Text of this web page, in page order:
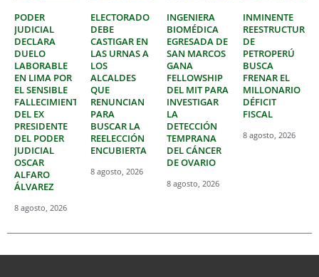
PODER
JUDICIAL
DECLARA
DUELO
LABORABLE
EN LIMA POR
EL SENSIBLE
FALLECIMIENTO
DEL EX
PRESIDENTE
DEL PODER
JUDICIAL
OSCAR
ALFARO
ÁLVAREZ
8 agosto, 2026
ELECTORADO
DEBE
CASTIGAR EN
LAS URNAS A
LOS
ALCALDES
QUE
RENUNCIAN
PARA
BUSCAR LA
REELECCIÓN
ENCUBIERTA
8 agosto, 2026
INGENIERA
BIOMÉDICA
EGRESADA DE
SAN MARCOS
GANA
FELLOWSHIP
DEL MIT PARA
INVESTIGAR
LA
DETECCIÓN
TEMPRANA
DEL CÁNCER
DE OVARIO
8 agosto, 2026
INMINENTE
DE
PETROPERÚ
BUSCA
FRENAR EL
MILLONARIO
DÉFICIT
FISCAL
8 agosto, 2026